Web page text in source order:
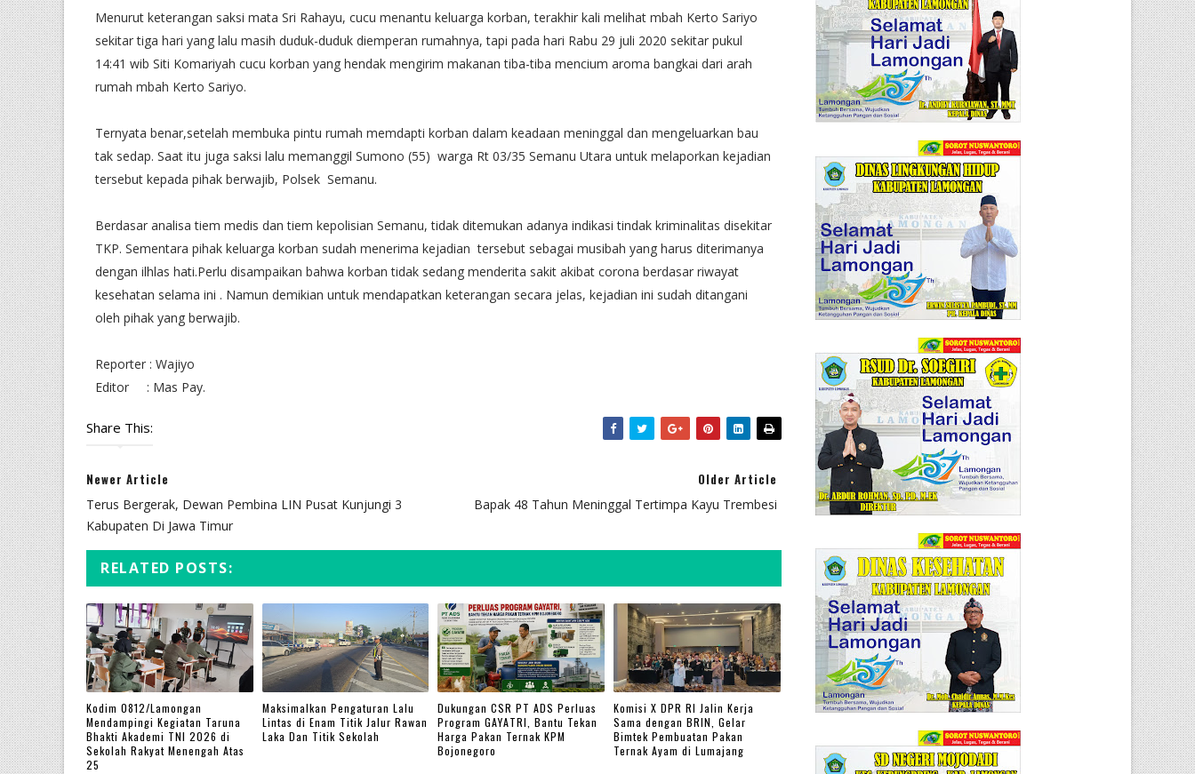
Menurut keterangan saksi mata Sri Rahayu, cucu menantu keluarga korban, terakhir kali melihat mbah Kerto Sariyo
sekitar tiga hari yang lalu masih duduk-duduk diemperan rumahnya, tapi pada hari Rabu 29 juli 2020 sekitar pukul
14:41 wib Siti Komariyah cucu korban yang hendak mengirim makanan tiba-tiba mencium aroma bangkai dari arah
rumah mbah Kerto Sariyo.
Ternyata benar,setelah membuka pintu rumah memdapti korban dalam keadaan meninggal dan mengeluarkan bau
tak sedap. Saat itu juga saksi lalu memanggil Sumono (55) warga Rt 03/35 Semanu Utara untuk melaporkan kejadian
tersebut kepada pihak berwajib, Polsek Semanu.
Berdasar analisa tiem medis dan tiem kepolisian Semanu, tidak ditemukan adanya indikasi tindak kriminalitas disekitar
TKP. Sementara pihak keluarga korban sudah menerima kejadian tersebut sebagai musibah yang harus diterimanya
dengan ilhlas hati.Perlu disampaikan bahwa korban tidak sedang menderita sakit akibat corona berdasar riwayat
kesehatan selama ini . Namun demikian untuk mendapatkan keterangan secara jelas, kejadian ini sudah ditangani
oleh pihak yang berwajib.
Reporter : Wajiyo
Editor : Mas Pay.
Share This:
Newer Article
Terus Bergerak, Dewan Pembina LIN Pusat Kunjungi 3
Kabupaten Di Jawa Timur
Older Article
Bapak 48 Tahun Meninggal Tertimpa Kayu Trembesi
RELATED POSTS:
Kodim 0812/Lamongan
Mendampingi Kegiatan Taruna
Bhakti Akademi TNI 2026 di
Sekolah Rakyat Menengah Atas
25
Maksimalkan Pengaturan Lalu
Lintas di Enam Titik Jalur Rawan
Laka Dan Titik Sekolah
Dukungan CSR PT ADS Perluas
Program GAYATRI, Bantu Tekan
Harga Pakan Ternak KPM
Bojonegoro
Komisi X DPR RI Jalin Kerja
Sama dengan BRIN, Gelar
Bimtek Pembuatan Pakan
Ternak Ayam di Lumajang